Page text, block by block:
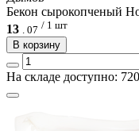
Бекон сырокопченый
13 . 07 / 1 шт
В корзину
На складе доступно: